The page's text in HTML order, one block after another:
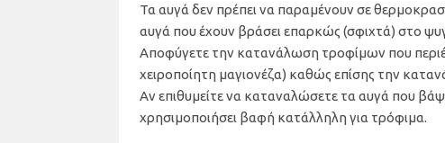
Τα αυγά δεν πρέπει να παραμένουν σε
αυγά που έχουν βράσει επαρκώς (σφιχτά) στο
Αποφύγετε την κατανάλωση τροφίμων που
χειροποίητη μαγιονέζα) καθώς επίσης την
Αν επιθυμείτε να καταναλώσετε τα αυγά που
χρησιμοποιήσει βαφή κατάλληλη για τρόφιμα.